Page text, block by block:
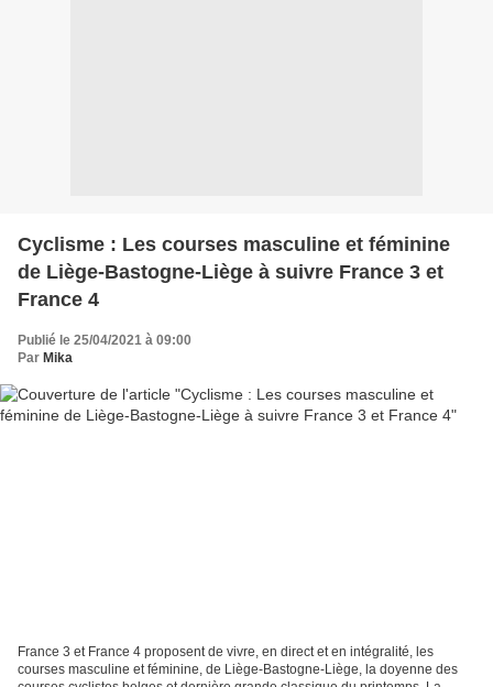
Cyclisme : Les courses masculine et féminine
de Liège-Bastogne-Liège à suivre France 3 et
France 4
Publié le 25/04/2021 à 09:00
Par Mika
France 3 et France 4 proposent de vivre, en direct et en intégralité, les
courses masculine et féminine, de Liège-Bastogne-Liège, la doyenne des